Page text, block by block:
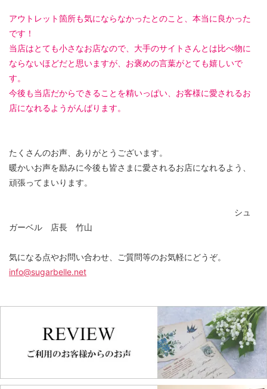
アウトレット箇所も気にならなかったとのこと、本当に良かった
です！
当店はとても小さなお店なので、大手のサイトさんとは比べ物に
ならないほどだと思いますが、お褒めの言葉がとても嬉しいで
す。
今後も当店だからできることを精いっぱい、お客様に愛されるお
店になれるようがんばります。
たくさんのお声、ありがとうございます。
暖かいお声を励みに今後も皆さまに愛されるお店になれるよう、
頑張ってまいります。
シュ
ガーベル 店長 竹山
気になる点やお問い合わせ、ご質問等のお気軽にどうぞ。
info@sugarbelle.net